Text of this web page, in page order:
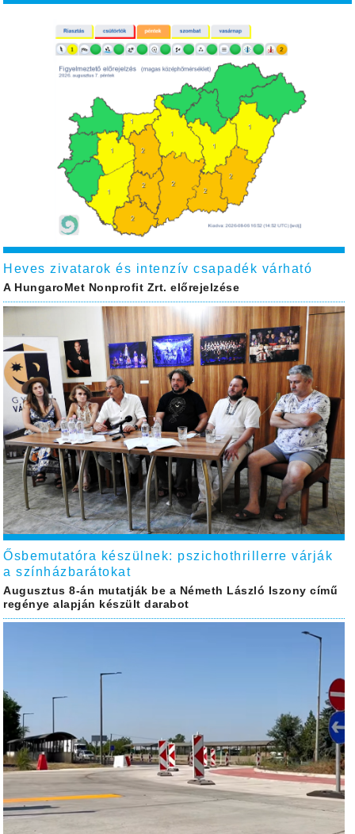
Heves zivatarok és intenzív csapadék várható
A HungaroMet Nonprofit Zrt. előrejelzése
Ősbemutatóra készülnek: pszichothrillerre várják
a színházbarátokat
Augusztus 8-án mutatják be a Németh László Iszony című
regénye alapján készült darabot